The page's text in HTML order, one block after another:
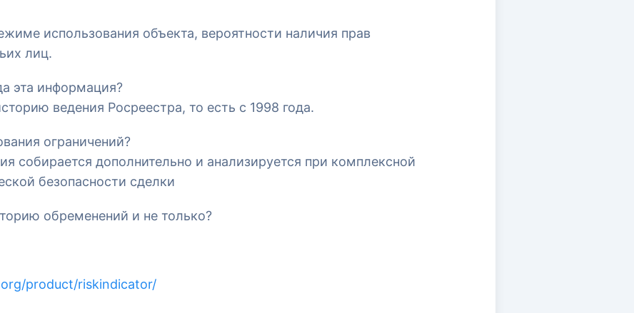
использования объекта, вероятности наличия прав
лиц.
эта информация?
ведения Росреестра, то есть с 1998 года.
ограничений?
собирается дополнительно и анализируется при комплексной
безопасности сделки
обременений и не только?
product/riskindicator/